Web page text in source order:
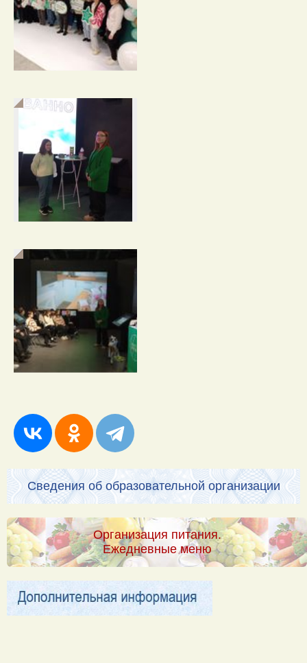
Сведения об образовательной организации
Организация питания.
Ежедневные меню